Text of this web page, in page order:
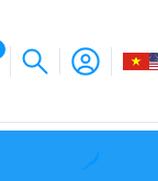
Hộp Sản Phẩm